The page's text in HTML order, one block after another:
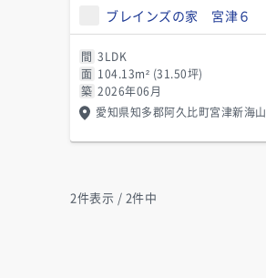
ブレインズの家 宮津６
間 3LDK
面 104.13m² (31.50坪)
築 2026年06月
愛知県知多郡阿久比町宮津新海山
2件表示 / 2件中